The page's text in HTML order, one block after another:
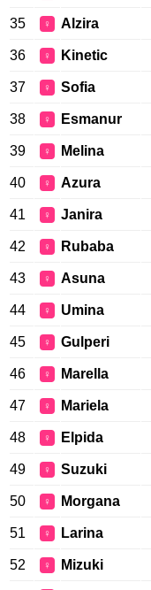
35 ♀ Alzira
36 ♀ Kinetic
37 ♀ Sofia
38 ♀ Esmanur
39 ♀ Melina
40 ♀ Azura
41 ♀ Janira
42 ♀ Rubaba
43 ♀ Asuna
44 ♀ Umina
45 ♀ Gulperi
46 ♀ Marella
47 ♀ Mariela
48 ♀ Elpida
49 ♀ Suzuki
50 ♀ Morgana
51 ♀ Larina
52 ♀ Mizuki